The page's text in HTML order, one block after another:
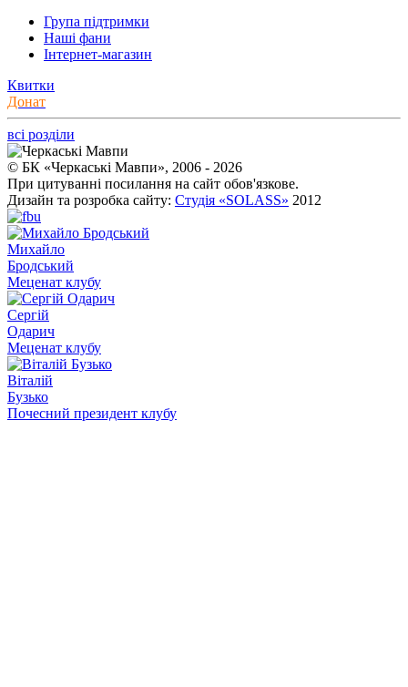
Група підтримки
Наші фани
Інтернет-магазин
Квитки
Донат
всі розділи
© БК «Черкаські Мавпи», 2006 - 2026
При цитуванні посилання на сайт обов'язкове.
Дизайн та розробка сайту: Студія «SOLASS» 2012
Михайло
Бродський
Меценат клубу
Сергій
Одарич
Меценат клубу
Віталій
Бузько
Почесний президент клубу